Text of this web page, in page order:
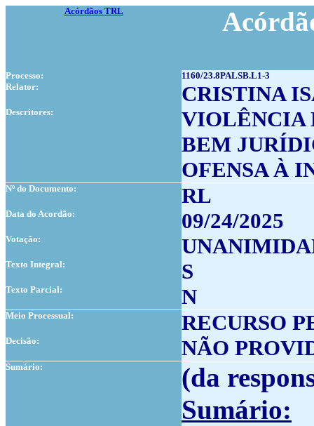
Acórdãos TRL
Processo:
1160/23.8PALSB.L1-3
Relator:
CRISTINA
Descritores:
VIOLÊNCIA
BEM
OFENSA À
Nº do Documento: RL
Data do Acordão: 09/24/2025
Votação:
Texto Integral: S
Texto Parcial: N
Meio Processual: RECURSO
Decisão: NÃO
Sumário:
(da
Sumário: